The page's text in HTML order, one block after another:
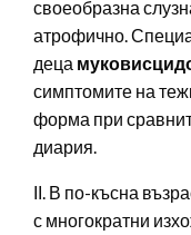
своеобразна
атрофично.
деца
симптомите на
форма при
диария.
ІІ. В по-късна
с многократни